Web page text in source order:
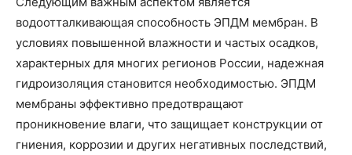
водоотталкивающая способность ЭПДМ мембран. В
условиях повышенной влажности и частых осадков,
характерных для многих регионов России, надежная
гидроизоляция становится необходимостью. ЭПДМ
мембраны эффективно предотвращают
проникновение влаги, что защищает конструкции от
гниения, коррозии и других негативных последствий,